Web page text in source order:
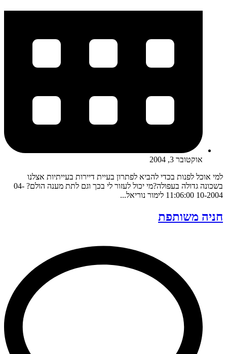
אוקטובר 3, 2004
למי אוכל לפנות בכדי להביא לפתרון בעיית דיירות בעייתיות אצלנו
בשכונה גדולה בעפולה?מי יכול לעזור לי בכך וגם לתת מענה הולם? 04-
10-2004 11:06:00 לימור נוריאל...
חניה משותפת